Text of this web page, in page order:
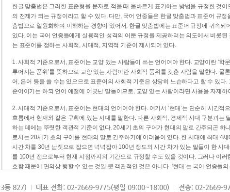
한글 맞춤법은 그러한 표준형을 문자로 적을 때 올바르게 표기하는 방법을 규정한 것이
의 전제가 되는 규정이라고 할 수 있다. 다만, 국어 언중들은 한글 맞춤법과 표준어 규
춤법으로 일원화하여 이해하는 경향이 있어서, 한글 맞춤법에는 표준어 규정에 귀속되
있다. 이는 국어 언중들에게 실용적인 성격의 어문 규정을 제공하려는 의도에서 비롯된
는 표준어를 정하는 사회적, 시대적, 지역적 기준이 제시되어 있다.
1. 사회적 기준으로서, 표준어는 교양 있는 사람들이 쓰는 언어여야 한다. 교양이란 ‘학
루어지는 품위’를 뜻하므로 교양 있는 사람이란 사회적 품위를 갖춘 사람을 말한다. 물
어, 은어 등을 쓸 수는 있으므로 표준어의 사회적 기준은 상당히 느슨하다고 할 수 있다.
준어이기는 하되 언어 예절에 어긋난 말들이므로, 교양 있는 사람이라면 사용을 자제하
2. 시대적 기준으로서, 표준어는 현대의 언어여야 한다. 여기서 ‘현대’는 단순히 시간적
흐름에서 현재와 같은 구획에 있는 시대를 말한다. 다른 사회적, 경제적 시대 구분과는
하는 데에는 뚜렷한 객관적 기준이 없다. 20세기 초의 구어가 현대의 말로 간주되곤 하
로서는 20세기 초의 구어를 현대의 말로 간주하기에 어려움이 있다. 한 시대에 최대 4
시간 차를 30년 남짓으로 잡으면 넉넉잡아 100년 정도의 시간 차가 있는 말들이 한 시
를 100년 전으로부터 현재 시점까지의 기간으로 규정할 수도 있을 것이다. 그러나 이러
호함 때문에 편의상 행할 수 있는 것일 뿐 객관적인 것은 아니다. ‘현대’는 국어 언중들
3. 지역적 기준으로서, 표준어는 서울말이어야 한다. 이는 표준어의 공용어적 성격을
동 827) 대표 전화: 02-2669-9775(평일 09:00~18:00) 전송: 02-2669-